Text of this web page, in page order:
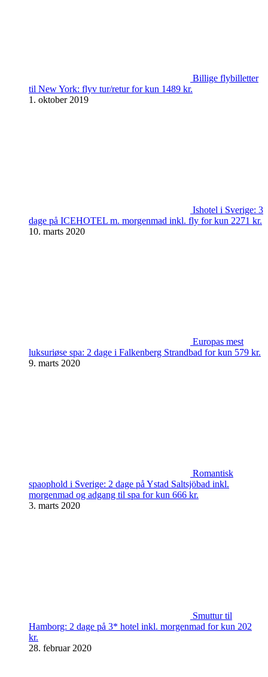
Billige flybilletter
til New York: flyv tur/retur for kun 1489 kr.
1. oktober 2019
Ishotel i Sverige: 3
dage på ICEHOTEL m. morgenmad inkl. fly for kun 2271 kr.
10. marts 2020
Europas mest
luksuriøse spa: 2 dage i Falkenberg Strandbad for kun 579 kr.
9. marts 2020
Romantisk
spaophold i Sverige: 2 dage på Ystad Saltsjöbad inkl.
morgenmad og adgang til spa for kun 666 kr.
3. marts 2020
Smuttur til
Hamborg: 2 dage på 3* hotel inkl. morgenmad for kun 202
kr.
28. februar 2020